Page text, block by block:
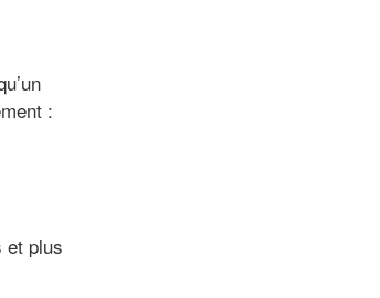
:
et plus